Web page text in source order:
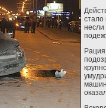
стало
несли